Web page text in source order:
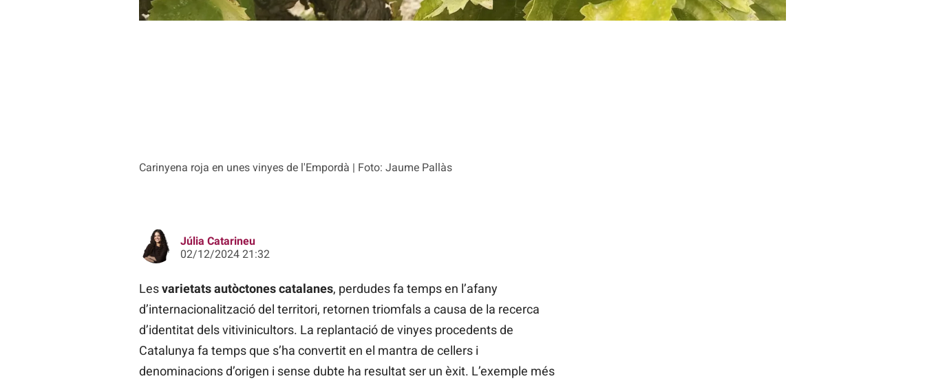
Carinyena roja en unes vinyes de l'Empordà | Foto: Jaume Pallàs
Júlia Catarineu
02/12/2024 21:32
Lesvarietats autòctones catalanes, perdudes fa temps en l’afany
d’internacionalització del territori, retornen triomfals a causa de la recerca
d’identitat dels vitivinicultors. La replantació de vinyes procedents de
Catalunya fa temps que s’ha convertit en el mantra de cellers i
denominacions d’origen i sense dubte ha resultat ser un èxit. L’exemple més